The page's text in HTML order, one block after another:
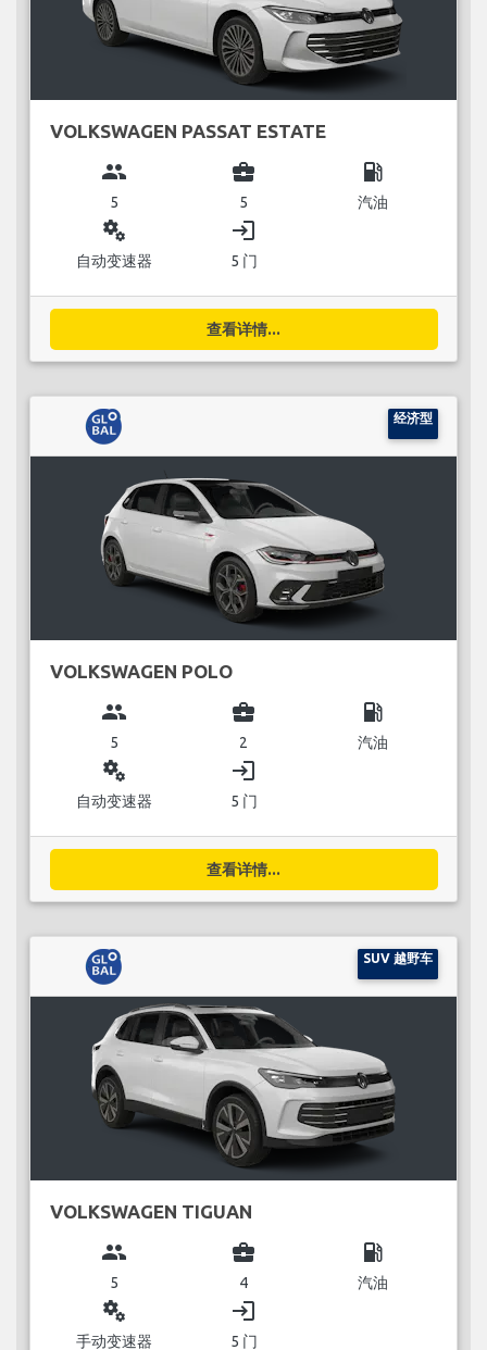
VOLKSWAGEN PASSAT ESTATE
group
5
business_center
5
local_gas_station
汽油
miscellaneous_services
自动变速器
login
5 门
查看详情...
经济型
VOLKSWAGEN POLO
group
5
business_center
2
local_gas_station
汽油
miscellaneous_services
自动变速器
login
5 门
查看详情...
SUV 越野车
VOLKSWAGEN TIGUAN
group
5
business_center
4
local_gas_station
汽油
miscellaneous_services
手动变速器
login
5 门